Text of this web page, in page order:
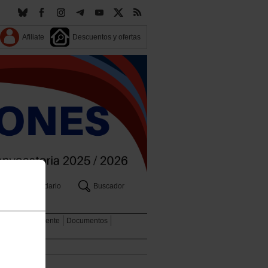
Afiliate Descuentos y ofertas
Calendario
Buscador
y Medio Ambiente
Documentos